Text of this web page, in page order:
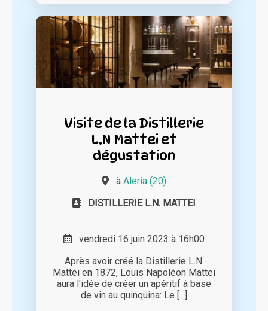
Visite de la Distillerie
L.N Mattei et
dégustation
à Aleria (20)
DISTILLERIE L.N. MATTEI
vendredi 16 juin 2023 à 16h00
Après avoir créé la Distillerie L.N.
Mattei en 1872, Louis Napoléon Mattei
aura l'idée de créer un apéritif à base
de vin au quinquina: Le [...]